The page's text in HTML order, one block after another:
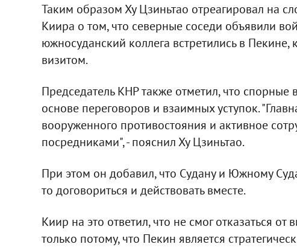
Таким образом Ху Цзиньтао отреагировал на
Киира о том, что северные соседи объявили
южносуданский коллега встретились в
визитом.
Председатель КНР также отметил, что
основе переговоров и взаимных уступок.
вооруженного противостояния и активное
посредниками", - пояснил Ху Цзиньтао.
При этом он добавил, что Судану и Южному
то договориться и действовать вместе.
Киир на это ответил, что не смог отказаться
только потому, что Пекин является